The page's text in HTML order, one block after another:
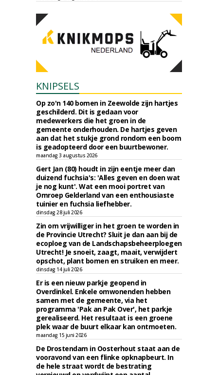
KNIPSELS
Op zo'n 140 bomen in Zeewolde zijn hartjes
geschilderd. Dit is gedaan voor
medewerkers die het groen in de
gemeente onderhouden. De hartjes geven
aan dat het stukje grond rondom een boom
is geadopteerd door een buurtbewoner.
maandag 3 augustus 2026
Gert Jan (80) houdt in zijn eentje meer dan
duizend fuchsia's: 'Alles geven en doen wat
je nog kunt'. Wat een mooi portret van
Omroep Gelderland van een enthousiaste
tuinier en fuchsia liefhebber.
dinsdag 28 juli 2026
Zin om vrijwilliger in het groen te worden in
de Provincie Utrecht? Sluit je dan aan bij de
ecoploeg van de Landschapsbeheerploegen
Utrecht! Je snoeit, zaagt, maait, verwijdert
opschot, plant bomen en struiken en meer.
dinsdag 14 juli 2026
Er is een nieuw parkje geopend in
Overdinkel. Enkele omwonenden hebben
samen met de gemeente, via het
programma 'Pak an Pak Over', het parkje
gerealiseerd. Het resultaat is een groene
plek waar de buurt elkaar kan ontmoeten.
maandag 15 juni 2026
De Drostendam in Oosterhout staat aan de
vooravond van een flinke opknapbeurt. In
de hele straat wordt de bestrating